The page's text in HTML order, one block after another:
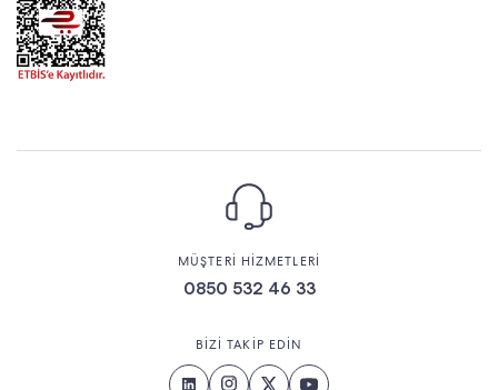
MÜŞTERİ HİZMETLERİ
0850 532 46 33
BİZİ TAKİP EDİN